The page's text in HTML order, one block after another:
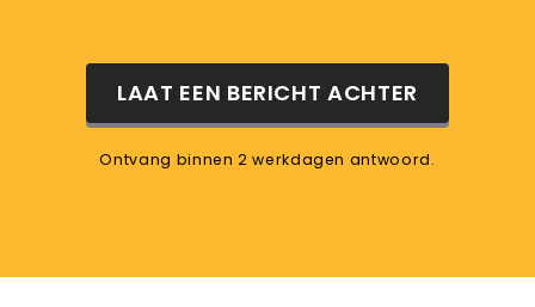
LAAT EEN BERICHT ACHTER
Ontvang binnen 2 werkdagen antwoord.